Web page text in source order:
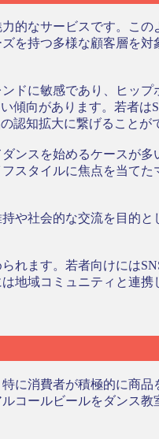
的なサービスです。こ
を持つ多様な顧客層を
ドに敏感であり、ヒッ
傾向があります。若者は
認知拡大に繋げることが
ンスを始めるケースが
スタイルに焦点を当てた
や社会的な交流を目的
れます。若者向けには
地域コミュニティと連携
に消費者が積極的に商
コールビールをダンス